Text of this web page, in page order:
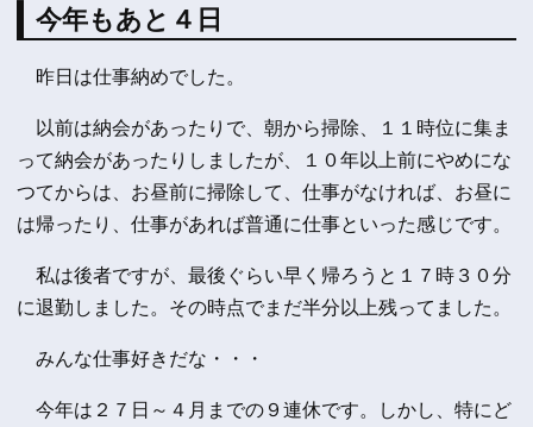
今年もあと４日
昨日は仕事納めでした。
以前は納会があったりで、朝から掃除、１１時位に集ま
って納会があったりしましたが、１０年以上前にやめにな
つてからは、お昼前に掃除して、仕事がなければ、お昼に
は帰ったり、仕事があれば普通に仕事といった感じです。
私は後者ですが、最後ぐらい早く帰ろうと１７時３０分
に退勤しました。その時点でまだ半分以上残ってました。
みんな仕事好きだな・・・
今年は２７日～４月までの９連休です。しかし、特にど